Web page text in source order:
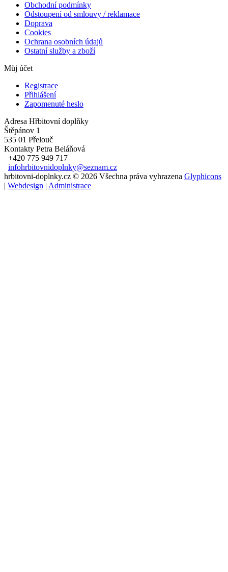
Obchodní podmínky
Odstoupení od smlouvy / reklamace
Doprava
Cookies
Ochrana osobních údajů
Ostatní služby a zboží
Můj účet
Registrace
Přihlášení
Zapomenuté heslo
Adresa Hřbitovní doplňky
Štěpánov 1
535 01 Přelouč
Kontakty Petra Beláňová
+420 775 949 717
infohrbitovnidoplnky@seznam.cz
hrbitovni-doplnky.cz © 2026 Všechna práva vyhrazena Glyphicons
| Webdesign | Administrace